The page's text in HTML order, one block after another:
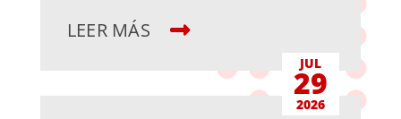
LEER MÁS
JUL
29
2026